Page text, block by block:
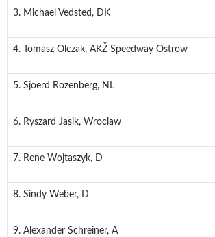
3. Michael Vedsted, DK
4. Tomasz Olczak, AKŽ Speedway Ostrow
5. Sjoerd Rozenberg, NL
6. Ryszard Jasik, Wroclaw
7. Rene Wojtaszyk, D
8. Sindy Weber, D
9. Alexander Schreiner, A